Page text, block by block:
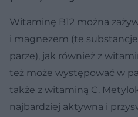
Witaminę B12 można
i magnezem (te
parze), jak również z
też może występować w
także z witaminą C.
najbardziej aktywna i